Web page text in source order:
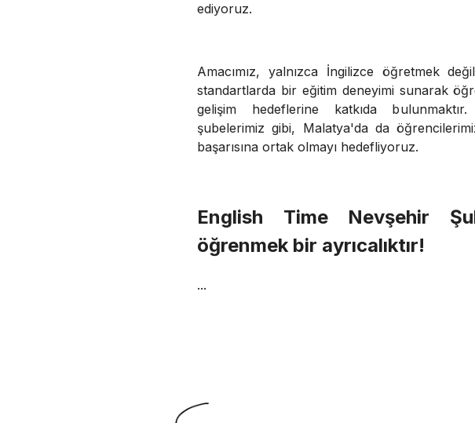
ediyoruz.
Amacımız, yalnızca İngilizce öğretmek
standartlarda bir eğitim deneyimi sunarak
gelişim hedeflerine katkıda
şubelerimiz gibi, Malatya'da da
başarısına ortak olmayı hedefliyoruz.
English Time Nevşehir
öğrenmek bir ayrıcalıktır!
...